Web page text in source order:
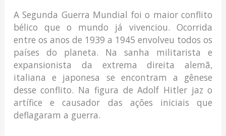
A Segunda Guerra Mundial foi o maior conflito
bélico que o mundo já vivenciou. Ocorrida
entre os anos de 1939 a 1945 envolveu todos os
países do planeta. Na sanha militarista e
expansionista da extrema direita alemã,
italiana e japonesa se encontram a gênese
desse conflito. Na figura de Adolf Hitler jaz o
artífice e causador das ações iniciais que
deflagaram a guerra.